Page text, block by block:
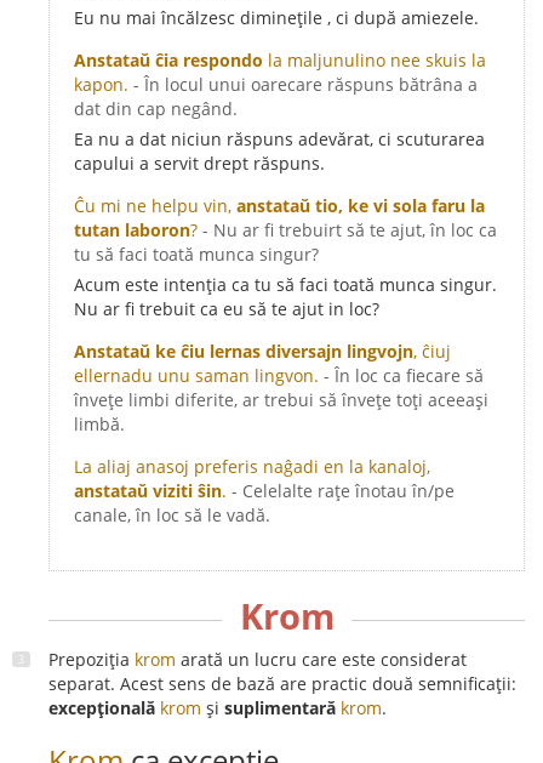
Eu nu mai încălzesc diminețile , ci după amiezele.
Anstataŭ ĉia respondo la maljunulino nee skuis la
kapon. - În locul unui oarecare răspuns bătrâna a
dat din cap negând.
Ea nu a dat niciun răspuns adevărat, ci scuturarea
capului a servit drept răspuns.
Ĉu mi ne helpu vin, anstataŭ tio, ke vi sola faru la
tutan laboron? - Nu ar fi trebuirt să te ajut, în loc ca
tu să faci toată munca singur?
Acum este intenția ca tu să faci toată munca singur.
Nu ar fi trebuit ca eu să te ajut in loc?
Anstataŭ ke ĉiu lernas diversajn lingvojn, ĉiuj
ellernadu unu saman lingvon. - În loc ca fiecare să
învețe limbi diferite, ar trebui să învețe toți aceeași
limbă.
La aliaj anasoj preferis naĝadi en la kanaloj,
anstataŭ viziti ŝin. - Celelalte rațe înotau în/pe
canale, în loc să le vadă.
Krom
Prepoziția krom arată un lucru care este considerat
separat. Acest sens de bază are practic două semnificații:
excepțională krom și suplimentară krom.